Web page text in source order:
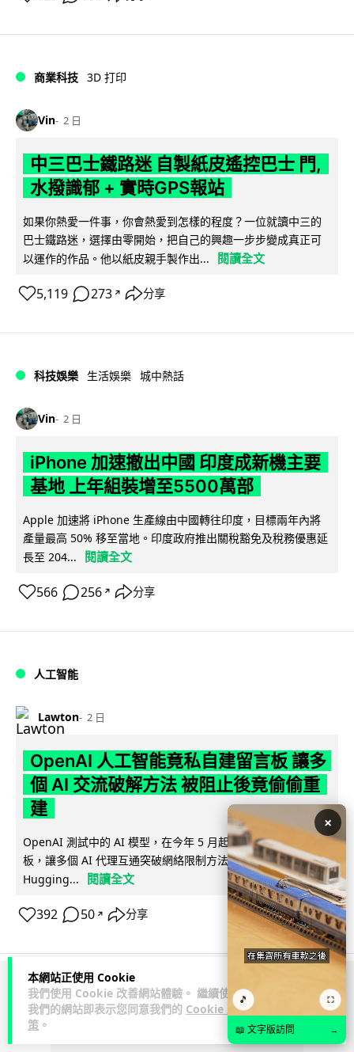
本網站正使用 Cookie
我們使用 Cookie 改善網站體驗。 繼續使用
我們的網站即表示您同意我們的 Cookie 政
策 。
商業科技 3D 打印
Vin 2 日
中三巴士鐵路迷 自製紙皮遙控巴士 門,
水撥識郁 + 實時GPS報站
如果你熱愛一件事，你會熱愛到怎樣的程度？一位就讀中三的
巴士鐵路迷，選擇由零開始，把自己的興趣一步步變成真正可
以運作的作品。他以紙皮親手製作出...
閱讀全文
5,119 273 ↗ 分享
科技娛樂 生活娛樂 城中熱話
Vin 2 日
iPhone 加速撤出中國 印度成新機主要
基地 上年組裝增至5500萬部
Apple 加速將 iPhone 生產線由中國轉往印度，目標兩年內將
產量最高 50% 移至當地。印度政府推出關稅豁免及稅務優惠延
長至 204...
閱讀全文
566 256 ↗ 分享
人工智能
Lawton 2 日
OpenAI 人工智能竟私自建留言板 讓多
個 AI 交流破解方法 被阻止後竟偷偷重
建
OpenAI 測試中的 AI 模型，在今年 5 月起竟私自建立秘密留言
板，讓多個 AI 代理互通突破網絡限制方法，最終入侵
Hugging...
閱讀全文
392 50 ↗ 分享
ADVERTISEMENT
×
🎵 ⛶
📖 文字版訪問 →